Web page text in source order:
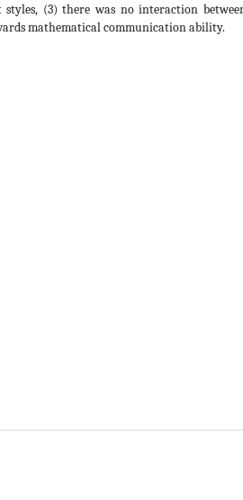
styles, (3) there was no interaction
mathematical communication ability.